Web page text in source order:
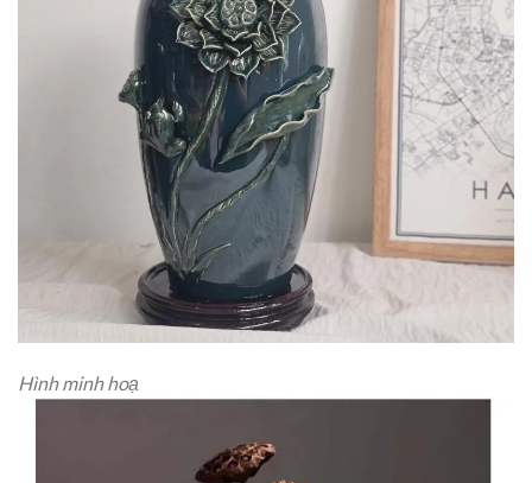
Hình minh hoạ